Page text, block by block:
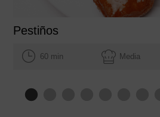
Pestiños
60 min Media